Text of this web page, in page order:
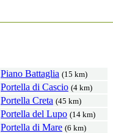
Piano Battaglia (15 km)
Portella di Cascio (4 km)
Portella Creta (45 km)
Portella del Lupo (14 km)
Portella di Mare (6 km)